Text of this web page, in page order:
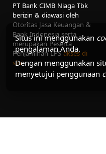
Situs ini menggunakan
pengalaman Anda.
Dengan menggunakan
menyetujui penggunaan
Perbankan
Perbankan
PT Bank CIMB Niaga Tbk
berizin & diawasi oleh
Otoritas Jasa Keuangan &
Bank Indonesia serta
merupakan Peserta
Penjaminan LPSakses di
sini